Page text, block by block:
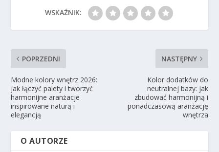
WSKAŹNIK:
POPRZEDNI
Modne kolory wnętrz 2026:
jak łączyć palety i tworzyć
harmonijne aranżacje
inspirowane naturą i
elegancją
NASTĘPNY
Kolor dodatków do
neutralnej bazy: jak
zbudować harmonijną i
ponadczasową aranżację
wnętrza
O AUTORZE